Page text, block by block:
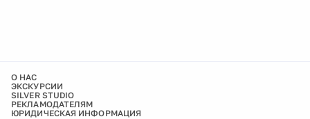
О НАС
ЭКСКУРСИИ
SILVER STUDIO
РЕКЛАМОДАТЕЛЯМ
ЮРИДИЧЕСКАЯ ИНФОРМАЦИЯ